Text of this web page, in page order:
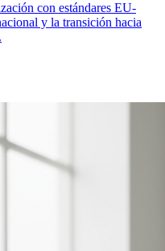
con estándares EU-
y la transición hacia